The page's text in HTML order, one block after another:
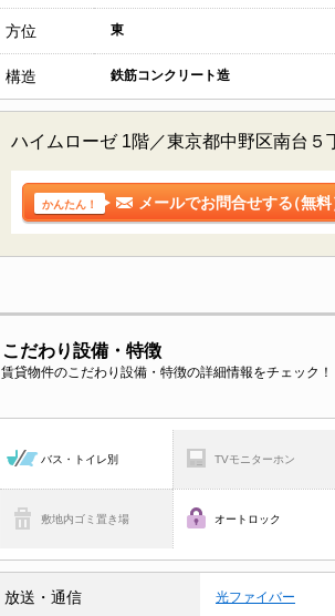
方位 東
構造 鉄筋コンクリート造
ハイムローゼ 1階／東京都中野区南台５
かんたん！ メールでお問合せする（無料
こだわり設備・特徴
賃貸物件のこだわり設備・特徴の詳細情報をチェック！
バス・トイレ別 TVモニターホン
敷地内ゴミ置き場 オートロック
放送・通信 光ファイバー